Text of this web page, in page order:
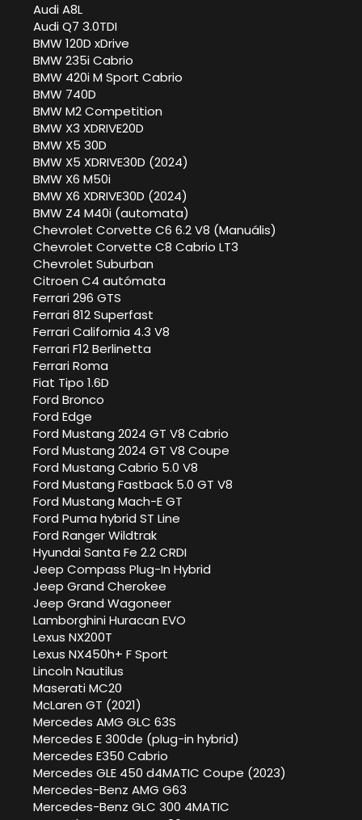
Audi A8L
Audi Q7 3.0TDI
BMW 120D xDrive
BMW 235i Cabrio
BMW 420i M Sport Cabrio
BMW 740D
BMW M2 Competition
BMW X3 XDRIVE20D
BMW X5 30D
BMW X5 XDRIVE30D (2024)
BMW X6 M50i
BMW X6 XDRIVE30D (2024)
BMW Z4 M40i (automata)
Chevrolet Corvette C6 6.2 V8 (Manuális)
Chevrolet Corvette C8 Cabrio LT3
Chevrolet Suburban
Citroen C4 autómata
Ferrari 296 GTS
Ferrari 812 Superfast
Ferrari California 4.3 V8
Ferrari F12 Berlinetta
Ferrari Roma
Fiat Tipo 1.6D
Ford Bronco
Ford Edge
Ford Mustang 2024 GT V8 Cabrio
Ford Mustang 2024 GT V8 Coupe
Ford Mustang Cabrio 5.0 V8
Ford Mustang Fastback 5.0 GT V8
Ford Mustang Mach-E GT
Ford Puma hybrid ST Line
Ford Ranger Wildtrak
Hyundai Santa Fe 2.2 CRDI
Jeep Compass Plug-In Hybrid
Jeep Grand Cherokee
Jeep Grand Wagoneer
Lamborghini Huracan EVO
Lexus NX200T
Lexus NX450h+ F Sport
Lincoln Nautilus
Maserati MC20
McLaren GT (2021)
Mercedes AMG GLC 63S
Mercedes E 300de (plug-in hybrid)
Mercedes E350 Cabrio
Mercedes GLE 450 d4MATIC Coupe (2023)
Mercedes-Benz AMG G63
Mercedes-Benz GLC 300 4MATIC